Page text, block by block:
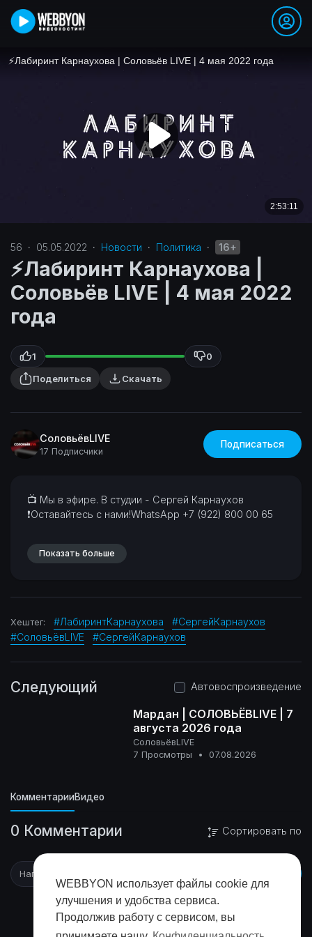
WEBBYON использует файлы cookie для
улучшения и удобства сервиса.
Продолжив работу с сервисом, вы
56 · 05.05.2022 · Новости · Политика‎ · 16+
⚡️Лабиринт Карнаухова |
Соловьёв LIVE | 4 мая 2022
года
1
0
Поделиться
Скачать
СоловьёвLIVE
17 Подписчики
Подписаться
⁣📺 Мы в эфире. В студии - Сергей Карнаухов
❗Оставайтесь с нами!WhatsApp +7 (922) 800 00 65
Показать больше
Хештег: #ЛабиринтКарнаухова
#СергейКарнаухов
#СоловьёвLIVE
#СергейКарнаухов
Следующий Автовоспроизведение
Мардан | СОЛОВЬЁВLIVE | 7
августа 2026 года
СоловьёвLIVE
7 Просмотры
• 07.08.2026
КомментарииВидео
0 Комментарии Сортировать по